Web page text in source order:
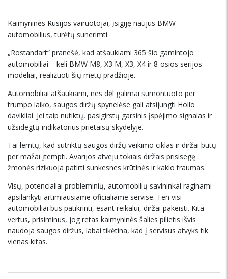
Kaimyninės Rusijos vairuotojai, įsigiję naujus BMW
automobilius, turėtų sunerimti.
„Rostandart“ pranešė, kad atšaukiami 365 šio gamintojo
automobiliai – keli BMW M8, X3 M, X3, X4 ir 8-osios serijos
modeliai, realizuoti šių metų pradžioje.
Automobiliai atšaukiami, nes dėl galimai sumontuoto per
trumpo laiko, saugos diržų spynelėse gali atsijungti Hollo
davikliai. Jei taip nutiktų, pasigirstų garsinis įspėjimo signalas ir
užsidegtų indikatorius prietaisų skydelyje.
Tai lemtų, kad sutriktų saugos diržų veikimo ciklas ir diržai būtų
per mažai įtempti. Avarijos atveju tokiais diržais prisisegę
žmonės rizikuoja patirti sunkesnes krūtinės ir kaklo traumas.
Visų, potencialiai probleminių, automobilių savininkai raginami
apsilankyti artimiausiame oficialiame servise. Ten visi
automobiliai bus patikrinti, esant reikalui, diržai pakeisti. Kita
vertus, prisiminus, jog retas kaimyninės šalies pilietis išvis
naudoja saugos diržus, labai tikėtina, kad į servisus atvyks tik
vienas kitas.